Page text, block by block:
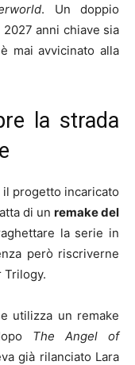
. Un doppio
anni chiave sia
mai avvicinato alla
la strada
il progetto incaricato
di un remake del
la serie in
però riscriverne
Trilogy.
utilizza un remake
The Angel of
già rilanciato Lara